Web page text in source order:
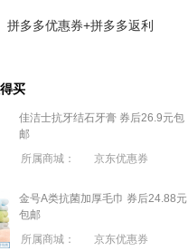
优惠券+拼多多返利
买
佳洁士抗牙结石牙膏 券后26.9元包
邮
所属商城：
京东优惠券
金号A类抗菌加厚毛巾 券后24.88元
包邮
所属商城：
京东优惠券